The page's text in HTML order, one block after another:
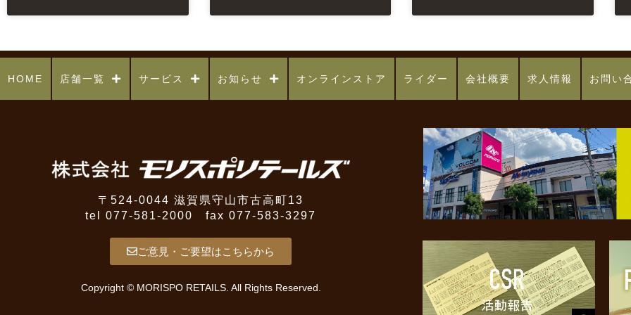
HOME 店舗一覧 サービス お知らせ オンラインストア ライダー 会社概要 求人情報 お問い
〒524-0044 滋賀県守山市古高町13
tel 077-581-2000 fax 077-583-3297
ご意見・ご要望はこちらから
Copyright © MORISPO RETAILS. All Rights Reserved.